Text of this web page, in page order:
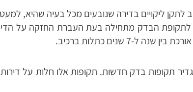
לתקן ליקויים בדירה שנובעים מכל בעיה שהיא,
הבדק מתחילה בעת העברת החזקה על הדירה
בין שנה ל-7 שנים כתלות ברכיב.
מס' 5 לחוק המכר שהגדיר תקופות בדק חדשות. תקופות אלו